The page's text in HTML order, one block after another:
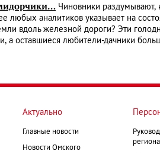
Чиновники раздумывают,
любых аналитиков указывает на
вдоль железной дороги? Эти
а оставшиеся любители-дачники
Актуально
Главные новости
Новости Омского